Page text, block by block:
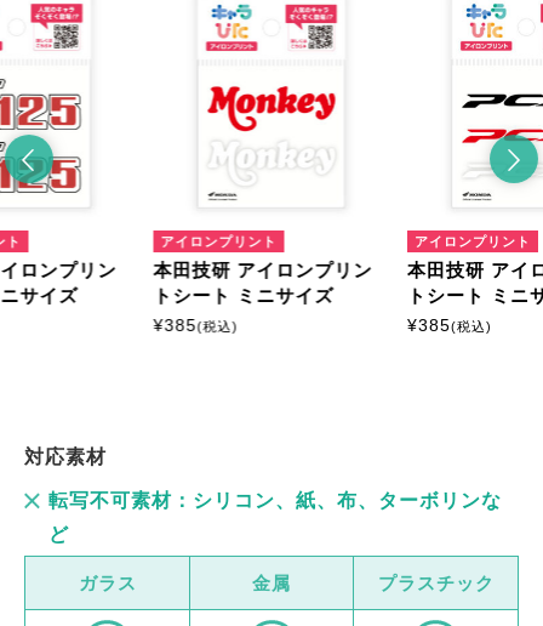
ト
ロンプリン
サイズ
アイロンプリント
本田技研 アイロンプリン
トシート ミニサイズ
¥385(税込)
アイロンプリント
本田技研 アイ
トシート ミニ
¥385(税込)
対応素材
転写不可素材：シリコン、紙、布、ターボリンな
ど
ガラス 金属 プラスチック